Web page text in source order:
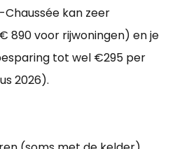
kan zeer
890 voor rijwoningen) en je
tot wel €295 per
2026).